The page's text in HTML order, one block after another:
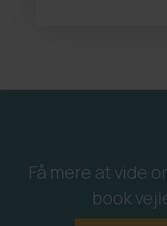
Få mere at vide
book